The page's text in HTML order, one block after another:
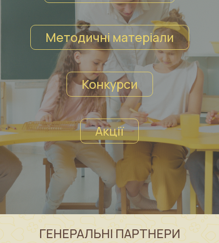
Методичні матеріали
Конкурси
Акції
ГЕНЕРАЛЬНІ ПАРТНЕРИ